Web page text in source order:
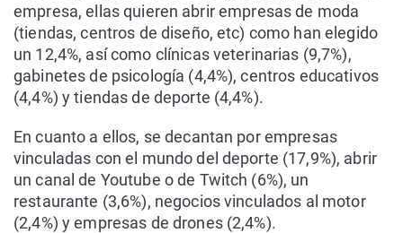
empresa, ellas quieren abrir empresas de moda
(tiendas, centros de diseño, etc) como han elegido
un 12,4%, así como clínicas veterinarias (9,7%),
gabinetes de psicología (4,4%), centros educativos
(4,4%) y tiendas de deporte (4,4%).
En cuanto a ellos, se decantan por empresas
vinculadas con el mundo del deporte (17,9%), abrir
un canal de Youtube o de Twitch (6%), un
restaurante (3,6%), negocios vinculados al motor
(2,4%) y empresas de drones (2,4%).